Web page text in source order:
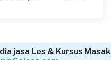
Masak
jasa Les & Kursus